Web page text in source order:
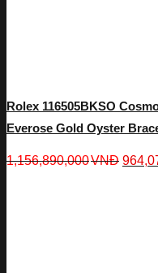
Rolex 116505BKSO
Everose Gold Oyster
1,156,890,000VNĐ